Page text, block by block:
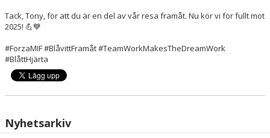
Tack, Tony, för att du är en del av vår resa framåt. Nu kör vi för fullt mot
2025! 💪💙
#ForzaMIF#BlåvittFramåt#TeamWorkMakesTheDreamWork
#BlåttHjärta
Nyhetsarkiv